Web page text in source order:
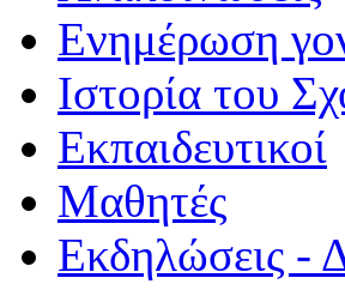
Ενημέρωση
Ιστορία του
Εκπαιδευτικοί
Μαθητές
Εκδηλώσεις -